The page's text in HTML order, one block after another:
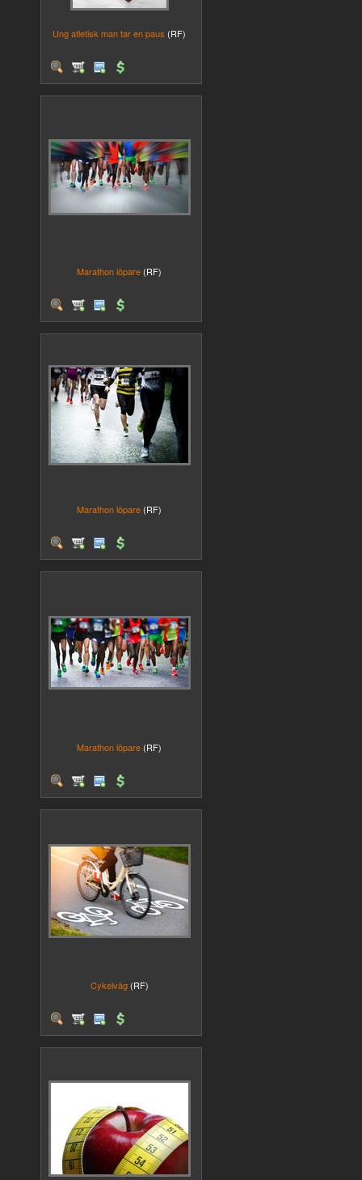
Ung atletisk man tar en paus (RF)
Marathon löpare (RF)
Marathon löpare (RF)
Marathon löpare (RF)
Cykelväg (RF)